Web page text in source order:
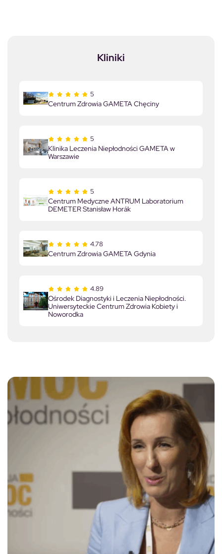
Kliniki
5
Centrum Zdrowia GAMETA Chęciny
5
Klinika Leczenia Niepłodności GAMETA w
Warszawie
5
Centrum Medyczne ANTRUM Laboratorium
DEMETER Stanisław Horák
4.78
Centrum Zdrowia GAMETA Gdynia
4.89
Ośrodek Diagnostyki i Leczenia Niepłodności.
Uniwersyteckie Centrum Zdrowia Kobiety i
Noworodka